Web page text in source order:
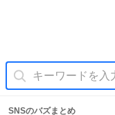
SNSのバズまとめ